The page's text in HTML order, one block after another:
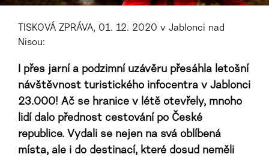
TISKOVÁ ZPRÁVA, 01. 12. 2020 v Jablonci nad
Nisou:
I přes jarní a podzimní uzávěru přesáhla letošní
návštěvnost turistického infocentra v Jablonci
23.000! Ač se hranice v létě otevřely, mnoho
lidí dalo přednost cestování po České
republice. Vydali se nejen na svá oblíbená
místa, ale i do destinací, které dosud neměli